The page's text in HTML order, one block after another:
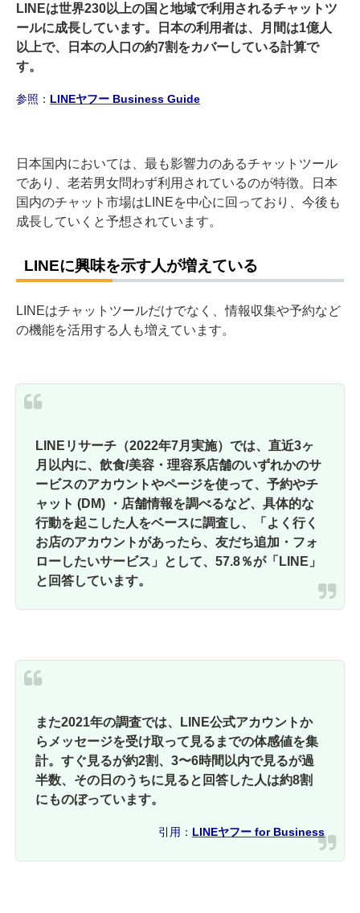
LINEは世界230以上の国と地域で利用されるチャットツ
ールに成長しています。日本の利用者は、月間は1億人
以上で、日本の人口の約7割をカバーしている計算で
す。
参照： LINEヤフー Business Guide
日本国内においては、最も影響力のあるチャットツール
であり、老若男女問わず利用されているのが特徴。日本
国内のチャット市場はLINEを中心に回っており、今後も
成長していくと予想されています。
LINEに興味を示す人が増えている
LINEはチャットツールだけでなく、情報収集や予約など
の機能を活用する人も増えています。
LINEリサーチ（2022年7月実施）では、直近3ヶ
月以内に、飲食/美容・理容系店舗のいずれかのサ
ービスのアカウントやページを使って、予約やチ
ャット (DM) ・店舗情報を調べるなど、具体的な
行動を起こした人をベースに調査し、「よく行く
お店のアカウントがあったら、友だち追加・フォ
ローしたいサービス」として、57.8％が「LINE」
と回答しています。
また2021年の調査では、LINE公式アカウントか
らメッセージを受け取って見るまでの体感値を集
計。すぐ見るが約2割、3〜6時間以内で見るが過
半数、その日のうちに見ると回答した人は約8割
にものぼっています。
引用： LINEヤフー for Business